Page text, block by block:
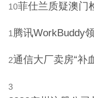
10菲仕兰质疑澳门
1腾讯WorkBuddy
2通信大厂卖房“补
3